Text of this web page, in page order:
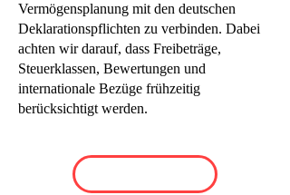
Vermögensplanung mit den deutschen
Deklarationspflichten zu verbinden. Dabei
achten wir darauf, dass Freibeträge,
Steuerklassen, Bewertungen und
internationale Bezüge frühzeitig
berücksichtigt werden.